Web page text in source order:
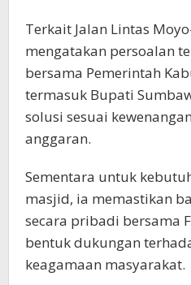
Terkait Jalan Lintas
mengatakan persoalan
bersama Pemerintah
termasuk Bupati
solusi sesuai
anggaran.
Sementara untuk
masjid, ia memastikan
secara pribadi bersama
bentuk dukungan
keagamaan masyarakat.